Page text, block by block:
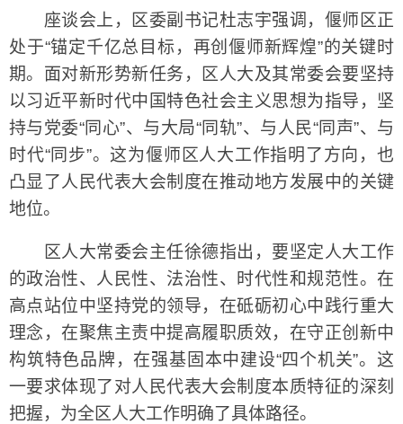
座谈会上，区委副书记杜志宇强调，偃师区正
处于“锚定千亿总目标，再创偃师新辉煌”的关键时
期。面对新形势新任务，区人大及其常委会要坚持
以习近平新时代中国特色社会主义思想为指导，坚
持与党委“同心”、与大局“同轨”、与人民“同声”、与
时代“同步”。这为偃师区人大工作指明了方向，也
凸显了人民代表大会制度在推动地方发展中的关键
地位。
区人大常委会主任徐德指出，要坚定人大工作
的政治性、人民性、法治性、时代性和规范性。在
高点站位中坚持党的领导，在砥砺初心中践行重大
理念，在聚焦主责中提高履职质效，在守正创新中
构筑特色品牌，在强基固本中建设“四个机关”。这
一要求体现了对人民代表大会制度本质特征的深刻
把握，为全区人大工作明确了具体路径。